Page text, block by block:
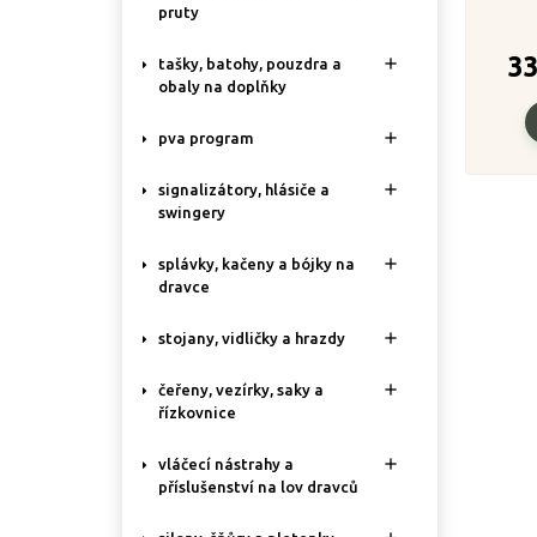
pruty
tašky, batohy, pouzdra a
obaly na doplňky

pva program 
signalizátory, hlásiče a
swingery

splávky, kačeny a bójky na
dravce

stojany, vidličky a hrazdy 
čeřeny, vezírky, saky a
řízkovnice

vláčecí nástrahy a
příslušenství na lov dravců
